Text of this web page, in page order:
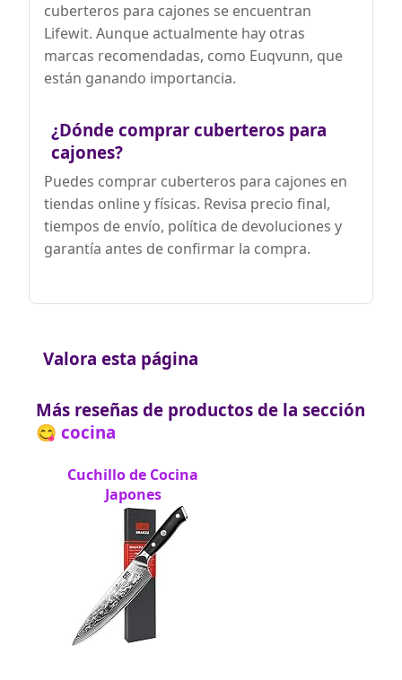
cuberteros para cajones se encuentran
Lifewit. Aunque actualmente hay otras
marcas recomendadas, como Euqvunn, que
están ganando importancia.
¿Dónde comprar cuberteros para
cajones?
Puedes comprar cuberteros para cajones en
tiendas online y físicas. Revisa precio final,
tiempos de envío, política de devoluciones y
garantía antes de confirmar la compra.
Valora esta página
Más reseñas de productos de la sección
😋 cocina
Cuchillo de Cocina
Japones